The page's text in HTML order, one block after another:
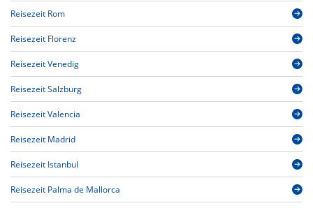
Reisezeit Rom
Reisezeit Florenz
Reisezeit Venedig
Reisezeit Salzburg
Reisezeit Valencia
Reisezeit Madrid
Reisezeit Istanbul
Reisezeit Palma de Mallorca